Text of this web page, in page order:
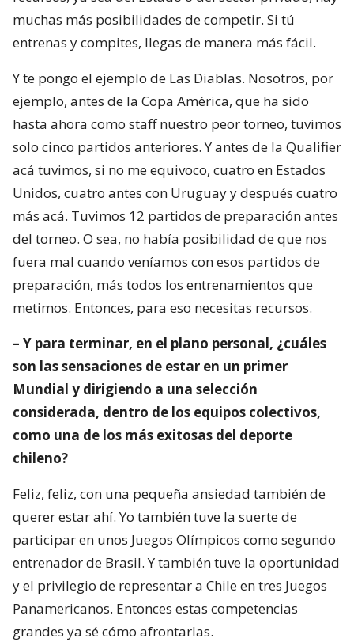
muchas más posibilidades de competir. Si tú
entrenas y compites, llegas de manera más fácil.
Y te pongo el ejemplo de Las Diablas. Nosotros, por
ejemplo, antes de la Copa América, que ha sido
hasta ahora como staff nuestro peor torneo, tuvimos
solo cinco partidos anteriores. Y antes de la Qualifier
acá tuvimos, si no me equivoco, cuatro en Estados
Unidos, cuatro antes con Uruguay y después cuatro
más acá. Tuvimos 12 partidos de preparación antes
del torneo. O sea, no había posibilidad de que nos
fuera mal cuando veníamos con esos partidos de
preparación, más todos los entrenamientos que
metimos. Entonces, para eso necesitas recursos.
– Y para terminar, en el plano personal, ¿cuáles
son las sensaciones de estar en un primer
Mundial y dirigiendo a una selección
considerada, dentro de los equipos colectivos,
como una de los más exitosas del deporte
chileno?
Feliz, feliz, con una pequeña ansiedad también de
querer estar ahí. Yo también tuve la suerte de
participar en unos Juegos Olímpicos como segundo
entrenador de Brasil. Y también tuve la oportunidad
y el privilegio de representar a Chile en tres Juegos
Panamericanos. Entonces estas competencias
grandes ya sé cómo afrontarlas.